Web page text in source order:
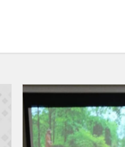
Muzikos
olimpiada